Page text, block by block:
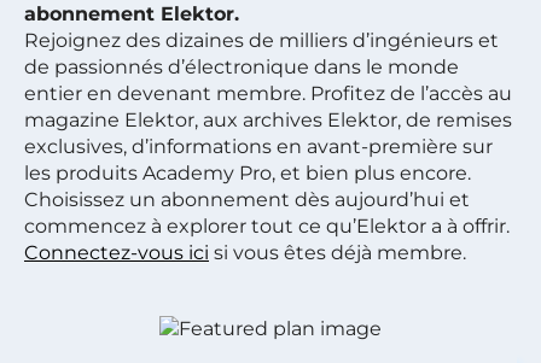
abonnement Elektor.
Rejoignez des dizaines de milliers d’ingénieurs et
de passionnés d’électronique dans le monde
entier en devenant membre. Profitez de l’accès au
magazine Elektor, aux archives Elektor, de remises
exclusives, d’informations en avant-première sur
les produits Academy Pro, et bien plus encore.
Choisissez un abonnement dès aujourd’hui et
commencez à explorer tout ce qu’Elektor a à offrir.
Connectez-vous ici si vous êtes déjà membre.